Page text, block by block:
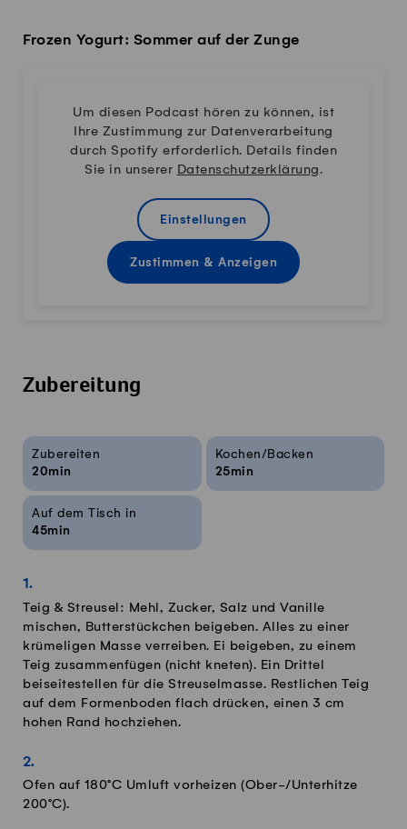
Frozen Yogurt: Sommer auf der Zunge
Um diesen Podcast hören zu können, ist
Ihre Zustimmung zur Datenverarbeitung
durch Spotify erforderlich. Details finden
Sie in unserer Datenschutzerklärung.
Einstellungen
Zustimmen & Anzeigen
Zubereitung
Rezeptinfos
Zubereiten
20min
Kochen/Backen
25min
Auf dem Tisch in
45min
Teig & Streusel: Mehl, Zucker, Salz und Vanille
mischen, Butterstückchen beigeben. Alles zu einer
krümeligen Masse verreiben. Ei beigeben, zu einem
Teig zusammenfügen (nicht kneten). Ein Drittel
beiseitestellen für die Streuselmasse. Restlichen Teig
auf dem Formenboden flach drücken, einen 3 cm
hohen Rand hochziehen.
Ofen auf 180°C Umluft vorheizen (Ober-/Unterhitze
200°C).